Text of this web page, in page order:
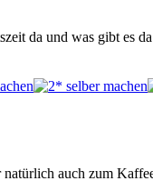
da und was gibt es
auch zum